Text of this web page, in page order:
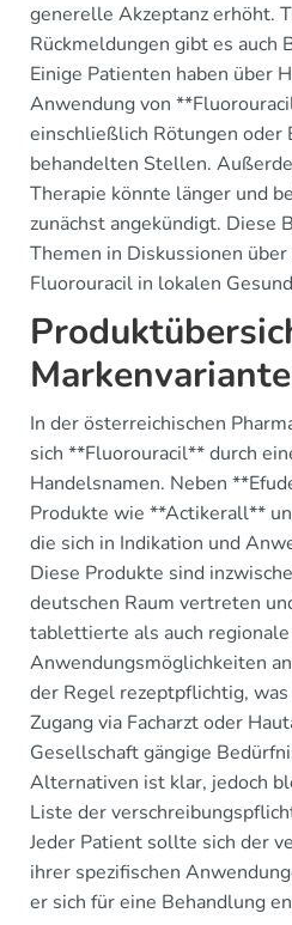
generelle Akzeptanz erhöht.
Rückmeldungen gibt es auch
Einige Patienten haben über
Anwendung von
einschließlich Rötungen oder
behandelten Stellen.
Therapie könnte länger und
zunächst angekündigt. Diese
Themen in Diskussionen
Fluorouracil in lokalen
In der österreichischen
sich **Fluorouracil** durch
Handelsnamen. Neben
Produkte wie **Actikerall**
die sich in Indikation und
Diese Produkte sind
deutschen Raum vertreten
tablettierte als auch regionale
Anwendungsmöglichkeiten
der Regel rezeptpflichtig,
Zugang via Facharzt oder
Gesellschaft gängige
Alternativen ist klar, jedoch
Liste der
Jeder Patient sollte sich der
ihrer spezifischen
er sich für eine Behandlung